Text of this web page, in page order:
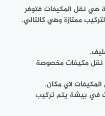
نقل المكيفات فتوفر
ممتازة وهي كالتالي.
نقل مكيفات مخصوصة
لاي مكان.
في بيشة يتم تركيب